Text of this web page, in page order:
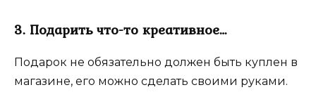
3. Подарить что-то креативное…
Подарок не обязательно должен быть куплен в
магазине, его можно сделать своими руками.